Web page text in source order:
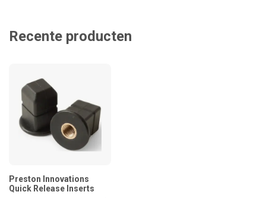
Recente producten
Preston Innovations
Quick Release Inserts